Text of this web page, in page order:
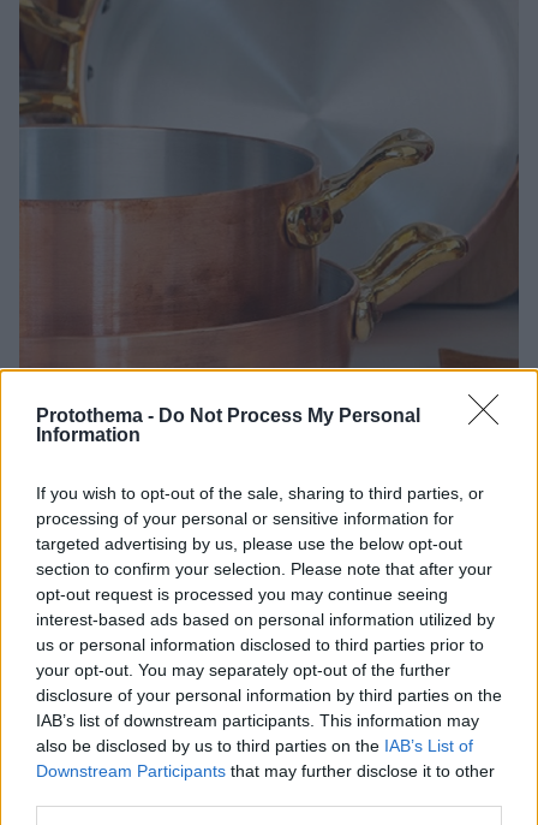
Protothema - Do Not Process My Personal
Information
If you wish to opt-out of the sale, sharing to third parties, or
processing of your personal or sensitive information for
targeted advertising by us, please use the below opt-out
section to confirm your selection. Please note that after your
opt-out request is processed you may continue seeing
interest-based ads based on personal information utilized by
us or personal information disclosed to third parties prior to
your opt-out. You may separately opt-out of the further
disclosure of your personal information by third parties on the
IAB’s list of downstream participants. This information may
also be disclosed by us to third parties on the IAB’s List of
Downstream Participants that may further disclose it to other
Χάλκινα σκεύη: Τα καθαρίζουμε σωστά;
Τα τηγάνια, οι κατσαρόλες και οι κούπες από χαλκό
έχουν χάσει τη λάμψη και το εντυπωσιακό τους
χρώμα; Σας δίνουμε απλές χρηστικές συμβουλές για
να γίνουν και πάλι σαν καινούργια!
23.02.2022, 09:00